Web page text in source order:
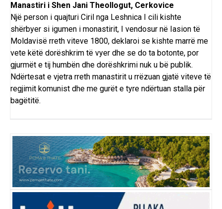
Manastiri i Shen Jani Theollogut, Cerkovice
Një person i quajturi Ciril nga Leshnica I cili kishte
shërbyer si igumen i monastirit, I vendosur në Iasion të
Moldavisë rreth viteve 1800, deklaroi se kishte marrë me
vete këtë dorëshkrim të vyer dhe se do ta botonte, por
gjurmët e tij humbën dhe dorëshkrimi nuk u bë publik.
Ndërtesat e vjetra rreth manastirit u rrëzuan gjatë viteve të
regjimit komunist dhe me gurët e tyre ndërtuan stalla për
bagëtitë.